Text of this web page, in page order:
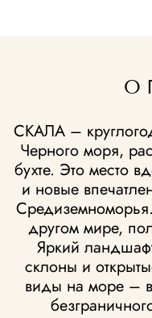
О
СКАЛА –
Черного моря,
бухте. Это место
и новые
другом мире,
Яркий
склоны и
виды на море –